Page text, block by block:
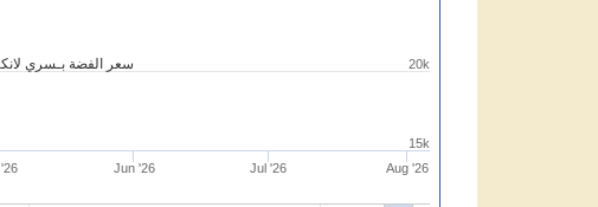
سعر الفضة بـسري
Jun '26 Jul '26 Aug '26
20k
15k